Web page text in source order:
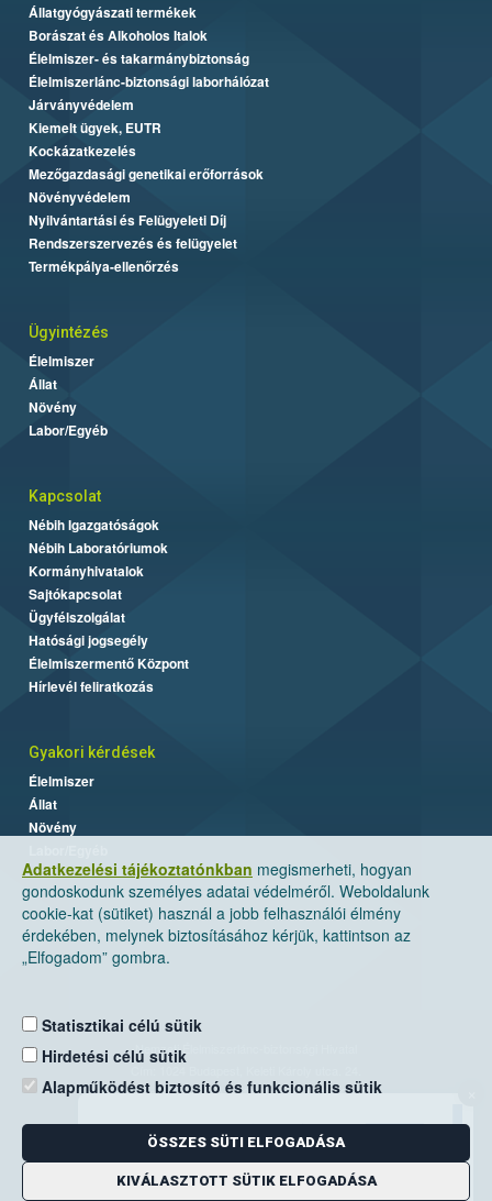
Adatkezelési tájékoztatónkban megismerheti, hogyan
gondoskodunk személyes adatai védelméről. Weboldalunk
cookie-kat (sütiket) használ a jobb felhasználói élmény
érdekében, melynek biztosításához kérjük, kattintson az
„Elfogadom” gombra.
Statisztikai célú sütik
Hirdetési célú sütik
Alapműködést biztosító és funkcionális sütik
ÖSSZES SÜTI ELFOGADÁSA
KIVÁLASZTOTT SÜTIK ELFOGADÁSA
Állatgyógyászati termékek
Borászat és Alkoholos Italok
Élelmiszer- és takarmánybiztonság
Élelmiszerlánc-biztonsági laborhálózat
Járványvédelem
Kiemelt ügyek, EUTR
Kockázatkezelés
Mezőgazdasági genetikai erőforrások
Növényvédelem
Nyilvántartási és Felügyeleti Díj
Rendszerszervezés és felügyelet
Termékpálya-ellenőrzés
Ügyintézés
Élelmiszer
Állat
Növény
Labor/Egyéb
Kapcsolat
Nébih Igazgatóságok
Nébih Laboratóriumok
Kormányhivatalok
Sajtókapcsolat
Ügyfélszolgálat
Hatósági jogsegély
Élelmiszermentő Központ
Hírlevél feliratkozás
Gyakori kérdések
Élelmiszer
Állat
Növény
Nemzeti Élelmiszerlánc-biztonsági Hivatal
Levelezési cím: 1525 Budapest. Pf. 30.
E-mail:ugyfelszolgalat@nebih.gov.hu
Zöld szám: 06-80/263-244
Telefon: 06-1/ 336-9000